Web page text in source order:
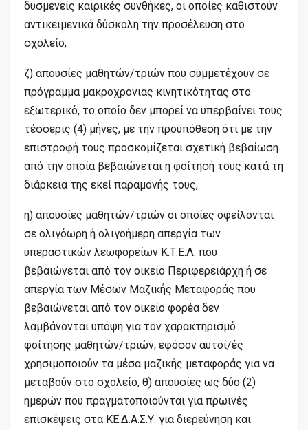
δυσμενείς καιρικές συνθήκες, οι οποίες καθιστούν
αντικειμενικά δύσκολη την προσέλευση στο
σχολείο,
ζ) απουσίες μαθητών/τριών που συμμετέχουν σε
πρόγραμμα μακροχρόνιας κινητικότητας στο
εξωτερικό, το οποίο δεν μπορεί να υπερβαίνει τους
τέσσερις (4) μήνες, με την προϋπόθεση ότι με την
επιστροφή τους προσκομίζεται σχετική βεβαίωση
από την οποία βεβαιώνεται η φοίτησή τους κατά τη
διάρκεια της εκεί παραμονής τους,
η) απουσίες μαθητών/τριών οι οποίες οφείλονται
σε ολιγόωρη ή ολιγοήμερη απεργία των
υπεραστικών λεωφορείων Κ.Τ.Ε.Λ. που
βεβαιώνεται από τον οικείο Περιφερειάρχη ή σε
απεργία των Μέσων Μαζικής Μεταφοράς που
βεβαιώνεται από τον οικείο φορέα δεν
λαμβάνονται υπόψη για τον χαρακτηρισμό
φοίτησης μαθητών/τριών, εφόσον αυτοί/ές
χρησιμοποιούν τα μέσα μαζικής μεταφοράς για να
μεταβούν στο σχολείο, θ) απουσίες ως δύο (2)
ημερών που πραγματοποιούνται για πρωινές
επισκέψεις στα ΚΕ.Δ.Α.Σ.Υ. για διερεύνηση και